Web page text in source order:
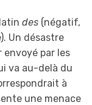
des(négatif,
Un désastre
par les
va au-delà du
à
une menace